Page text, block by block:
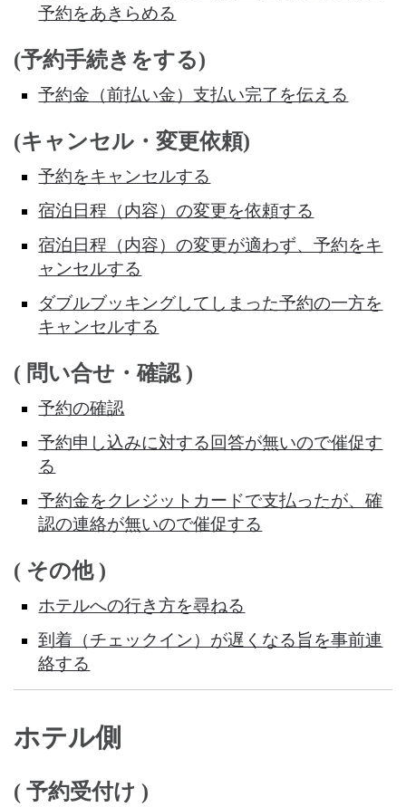
予約をあきらめる
(予約手続きをする)
予約金（前払い金）支払い完了を伝える
(キャンセル・変更依頼)
予約をキャンセルする
宿泊日程（内容）の変更を依頼する
宿泊日程（内容）の変更が適わず、予約をキ
ャンセルする
ダブルブッキングしてしまった予約の一方を
キャンセルする
( 問い合せ・確認 )
予約の確認
予約申し込みに対する回答が無いので催促す
る
予約金をクレジットカードで支払ったが、確
認の連絡が無いので催促する
( その他 )
ホテルへの行き方を尋ねる
到着（チェックイン）が遅くなる旨を事前連
絡する
ホテル側
( 予約受付け )